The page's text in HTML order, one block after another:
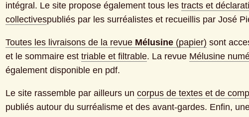
intégral. Le site propose également tous les tracts et
collectivespubliés par les surréalistes et recueillis par José
Toutes les livraisons de la revue Mélusine (papier) sont
et le sommaire est triable et filtrable. La revue Mélusine
également disponible en pdf.
Le site rassemble par ailleurs un corpus de textes et de
publiés autour du surréalisme et des avant-gardes. Enfin,